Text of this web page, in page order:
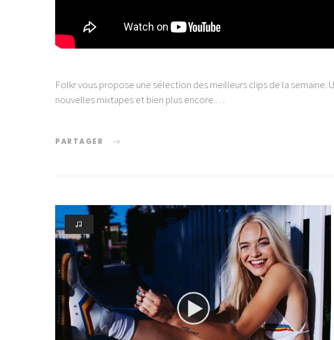
Folkr vous propose une sélection des meilleurs clips de la
nouvelles mixtapes et bien plus encore.…
PARTAGER